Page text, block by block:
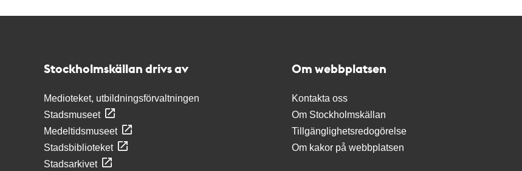
Stockholmskällan drivs av
Medioteket, utbildningsförvaltningen
Stadsmuseet
Medeltidsmuseet
Stadsbiblioteket
Stadsarkivet
Om webbplatsen
Kontakta oss
Om Stockholmskällan
Tillgänglighetsredogörelse
Om kakor på webbplatsen